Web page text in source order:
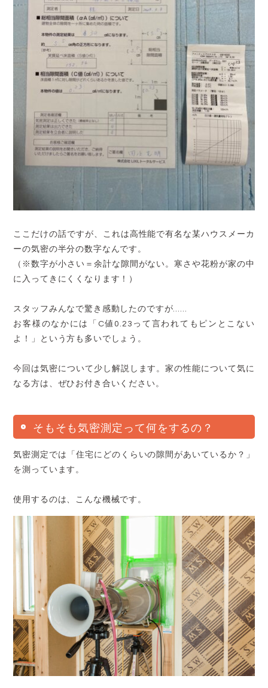
ここだけの話ですが、これは高性能で有名な某ハウスメーカ
ーの気密の半分の数字なんです。
（※数字が小さい＝余計な隙間がない。寒さや花粉が家の中
に入ってきにくくなります！）
スタッフみんなで驚き感動したのですが……
お客様のなかには「C値0.23って言われてもピンとこない
よ！」という方も多いでしょう。
今回は気密について少し解説します。家の性能について気に
なる方は、ぜひお付き合いください。
そもそも気密測定って何をするの？
気密測定では「住宅にどのくらいの隙間があいているか？」
を測っています。
使用するのは、こんな機械です。